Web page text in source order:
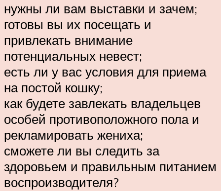
нужны ли вам выставки и зачем;
готовы вы их посещать и
привлекать внимание
потенциальных невест;
есть ли у вас условия для приема
на постой кошку;
как будете завлекать владельцев
особей противоположного пола и
рекламировать жениха;
сможете ли вы следить за
здоровьем и правильным питанием
воспроизводителя?